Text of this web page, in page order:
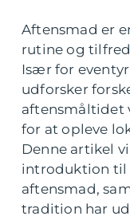
Aftensmad er
rutine og
Især for
udforsker
aftensmåltidet
for at opleve
Denne artikel
introduktion til
aftensmad,
tradition har